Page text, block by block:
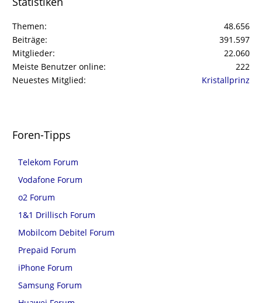
Themen
48.656
Beiträge
391.597
Mitglieder
22.060
Meiste Benutzer online
222
Neuestes Mitglied
Kristallprinz
Foren-Tipps
Telekom Forum
Vodafone Forum
o2 Forum
1&1 Drillisch Forum
Mobilcom Debitel Forum
Prepaid Forum
iPhone Forum
Samsung Forum